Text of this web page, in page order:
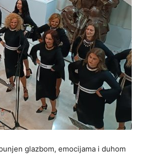
glazbom, emocijama i duhom